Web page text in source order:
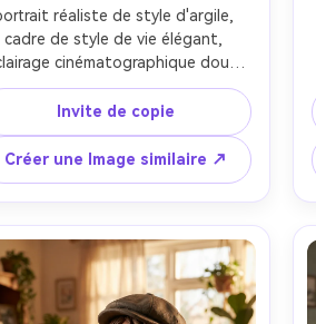
réaliste de style d'argile,
cadre de style de vie élégant,
cinématographique doux,
objectif 85 mm, profondeur de
peu profonde, composition
texture naturelle de la
peau-AR 4:5
Invite de copie
Créer une Image similaire ↗